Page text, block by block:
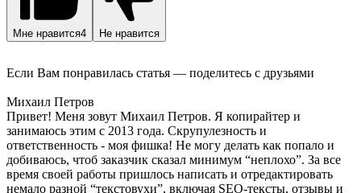
Мне нравится4 Не нравится
Если Вам понравилась статья — поделитесь с друзьями
Михаил Петров
Привет! Меня зовут Михаил Петров. Я копирайтер и
занимаюсь этим с 2013 года. Скрупулезность и
ответственность - моя фишка! Не могу делать как попало и
добиваюсь, чтоб заказчик сказал минимум “неплохо”. За все
время своей работы пришлось написать и отредактировать
немало разной “текстовухи”, включая SEO-тексты, отзывы и